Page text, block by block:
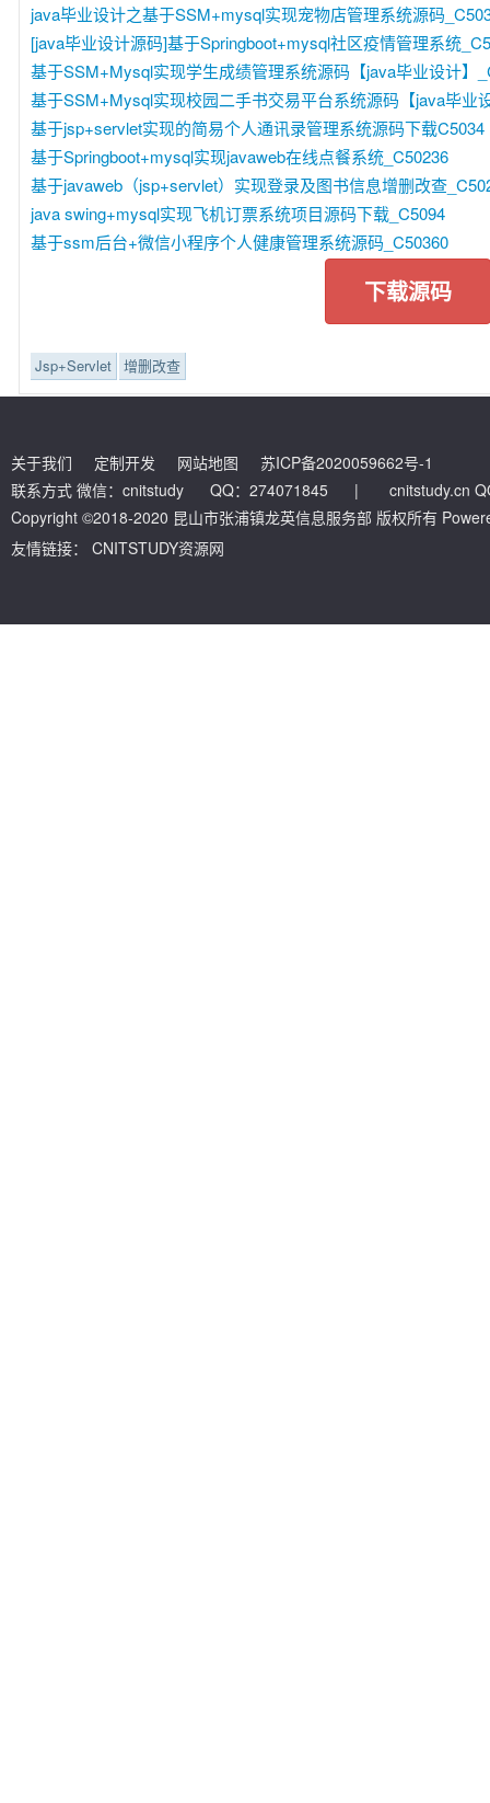
java毕业设计之基于SSM+mysql实现宠物店管理系统源码
[java毕业设计源码]基于Springboot+mysql社区疫情管理系统
基于SSM+Mysql实现学生成绩管理系统源码【java毕业设计】
基于SSM+Mysql实现校园二手书交易平台系统源码【java毕业
基于jsp+servlet实现的简易个人通讯录管理系统源码下载C5034
基于Springboot+mysql实现javaweb在线点餐系统_C50236
基于javaweb（jsp+servlet）实现登录及图书信息增删改查
java swing+mysql实现飞机订票系统项目源码下载_C5094
基于ssm后台+微信小程序个人健康管理系统源码_C50360
下载源码
Jsp+Servlet 增删改查
关于我们 定制开发 网站地图
苏ICP备2020059662号-1
联系方式 微信：cnitstudy QQ：274071845
|
cnitstudy.cn
Copyright ©2018-2020 昆山市张浦镇龙英信息服务部 版权所有
友情链接：
CNITSTUDY资源网